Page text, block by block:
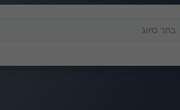
בחר סיווג